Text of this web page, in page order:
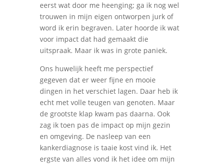
eerst wat door me heenging; ga ik nog wel
trouwen in mijn eigen ontworpen jurk of
word ik erin begraven. Later hoorde ik wat
voor impact dat had gemaakt die
uitspraak. Maar ik was in grote paniek.
Ons huwelijk heeft me perspectief
gegeven dat er weer fijne en mooie
dingen in het verschiet lagen. Daar heb ik
echt met volle teugen van genoten. Maar
de grootste klap kwam pas daarna. Ook
zag ik toen pas de impact op mijn gezin
en omgeving. De nasleep van een
kankerdiagnose is taaie kost vind ik. Het
ergste van alles vond ik het idee om mijn